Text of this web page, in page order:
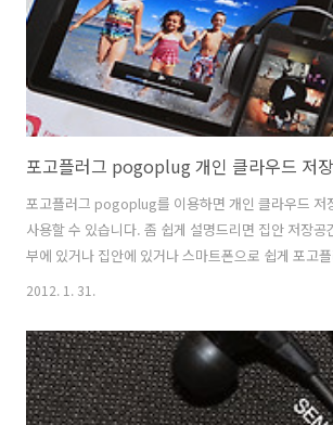
포고플러그 pogoplug 개인 클라우드 저
포고플러그 pogoplug를 이용하면 개인 클라우드 저
사용할 수 있습니다. 좀 쉽게 설명드리면 집안 저장공
부에 있거나 집안에 있거나 스마트폰으로 쉽게 포고
부분이 발생하며 설치하는 것이 초보자에게는 다소
니다만, 포고플러그 pogoplug는 좀 더 쉽게 클라우
도록 해주고 USB 외장하드나 USB메모리 , SD메모
있는 저장장치를 활용할 수 있도록 한것에 장점이 있
2012. 1. 31.